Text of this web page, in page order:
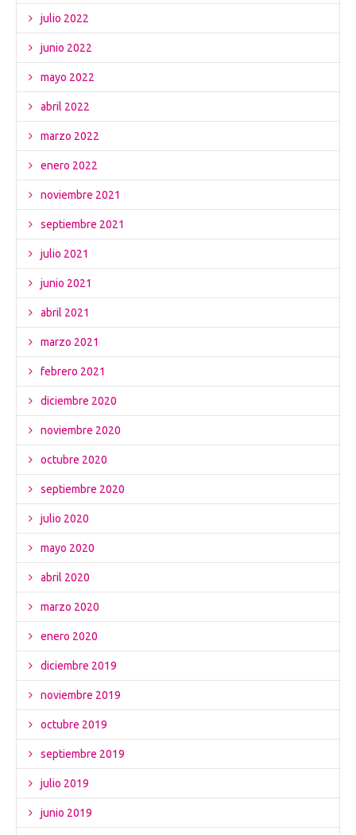
julio 2022
junio 2022
mayo 2022
abril 2022
marzo 2022
enero 2022
noviembre 2021
septiembre 2021
julio 2021
junio 2021
abril 2021
marzo 2021
febrero 2021
diciembre 2020
noviembre 2020
octubre 2020
septiembre 2020
julio 2020
mayo 2020
abril 2020
marzo 2020
enero 2020
diciembre 2019
noviembre 2019
octubre 2019
septiembre 2019
julio 2019
junio 2019